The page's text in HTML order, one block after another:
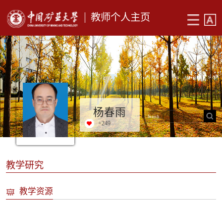
教师个人主页
杨春雨
+249
教学研究
教学资源